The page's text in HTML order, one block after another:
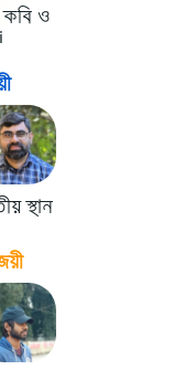
কবি ও
স্থান